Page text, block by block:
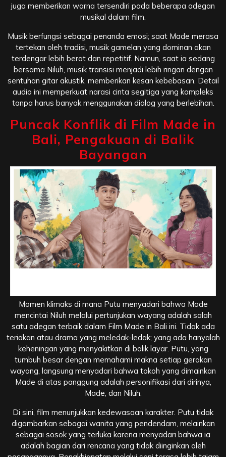
juga memberikan warna tersendiri pada beberapa adegan
musikal dalam film.
Musik berfungsi sebagai penanda emosi; saat Made merasa
tertekan oleh tradisi, musik gamelan yang dominan akan
terdengar lebih berat dan repetitif. Namun, saat ia sedang
bersama Niluh, musik transisi menjadi lebih ringan dengan
sentuhan gitar akustik, memberikan kesan kebebasan. Detail
audio ini memperkuat narasi cinta segitiga yang kompleks
tanpa harus banyak menggunakan dialog yang berlebihan.
Puncak Konflik di Film Made in
Bali, Pengakuan di Balik
Bayangan
Momen klimaks di mana Putu menyadari bahwa Made
mencintai Niluh melalui pertunjukan wayang adalah salah
satu adegan terbaik dalam Film Made in Bali ini. Tidak ada
teriakan atau drama yang meledak-ledak; yang ada hanyalah
keheningan yang menyakitkan di balik layar. Putu, yang
tumbuh besar dengan memahami makna setiap gerakan
wayang, langsung menyadari bahwa tokoh yang dimainkan
Made di atas panggung adalah personifikasi dari dirinya,
Made, dan Niluh.
Di sini, film menunjukkan kedewasaan karakter. Putu tidak
digambarkan sebagai wanita yang pendendam, melainkan
sebagai sosok yang terluka karena menyadari bahwa ia
adalah bagian dari rencana yang tidak diinginkan oleh